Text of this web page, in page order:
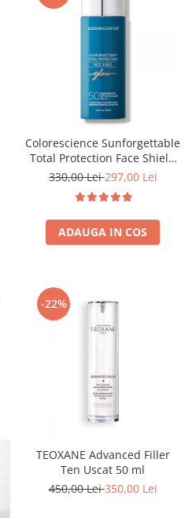
Colorescience Sunforgettable
Total Protection Face Shield
Glow SPF 50 - 55 ml
330,00 Lei297,00 Lei
ADAUGA IN COS
-22%
TEOXANE Advanced Filler
Ten Uscat 50 ml
450,00 Lei350,00 Lei